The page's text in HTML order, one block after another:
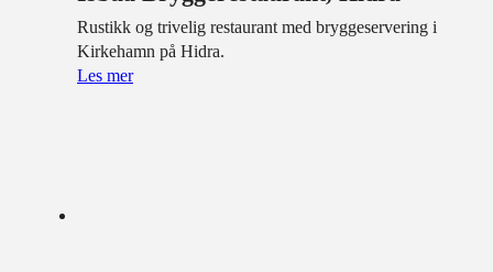
Rustikk og trivelig restaurant med bryggeservering i
Kirkehamn på Hidra.
Les mer